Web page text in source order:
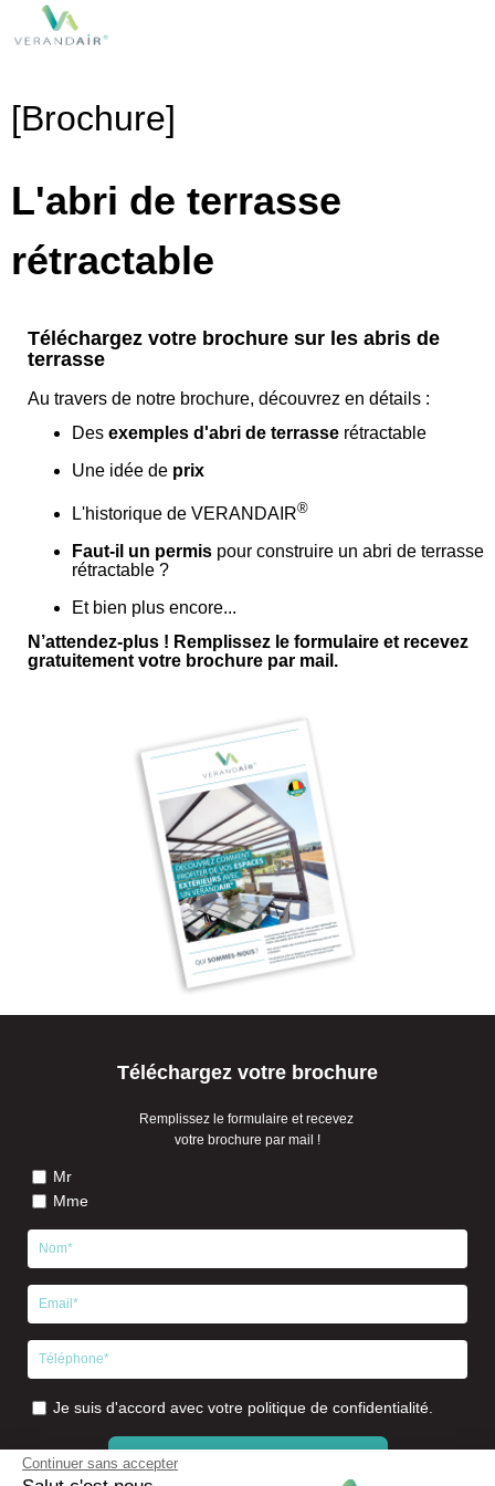
Continuer sans accepter
[Brochure]
L'abri de terrasse
rétractable
Téléchargez votre brochure sur les abris de
terrasse
Au travers de notre brochure, découvrez en détails :
Des exemples d'abri de terrasse rétractable
Une idée de prix
L'historique de VERANDAIR®
Faut-il un permis pour construire un abri de terrasse
rétractable ?
Et bien plus encore...
N’attendez-plus ! Remplissez le formulaire et recevez
gratuitement votre brochure par mail.
Téléchargez votre brochure
Remplissez le formulaire et recevez
votre brochure par mail !
Mr
Mme
Je suis d'accord avec votre politique de confidentialité.
>> JE TELECHARGE MA BROCHURE